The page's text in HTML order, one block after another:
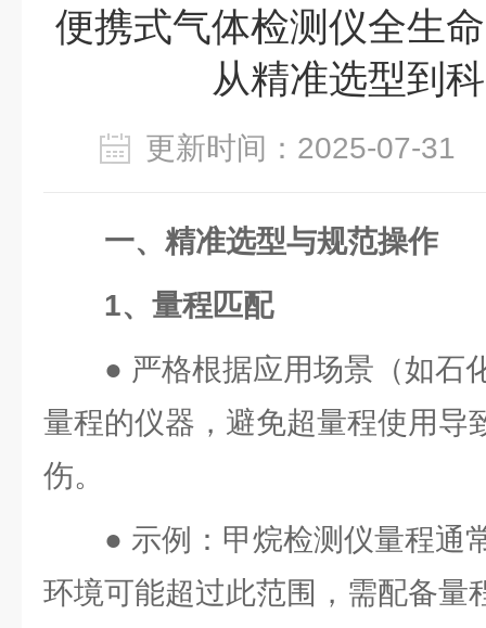
便携式气体检测仪全生
从精准选型到
更新时间：2025-07-
一、精准选型与规范操作
1、量程匹配
● 严格根据应用场景（如石
量程的仪器，避免超量程使用导
伤。
● 示例：甲烷检测仪量程通
环境可能超过此范围，需配备量